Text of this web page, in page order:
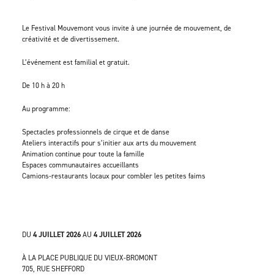
DU 4 JUILLET 2026AU 4 JUILLET 2026
À LA PLACE PUBLIQUE DU VIEUX-BROMONT
705, RUE SHEFFORD
Le Festival Mouvemont vous invite à une journée de mouvement, de
créativité et de divertissement.
L’événement est familial et gratuit.
De 10 h à 20 h
Au programme:
Spectacles professionnels de cirque et de danse
Ateliers interactifs pour s’initier aux arts du mouvement
Animation continue pour toute la famille
Espaces communautaires accueillants
Camions-restaurants locaux pour combler les petites faims